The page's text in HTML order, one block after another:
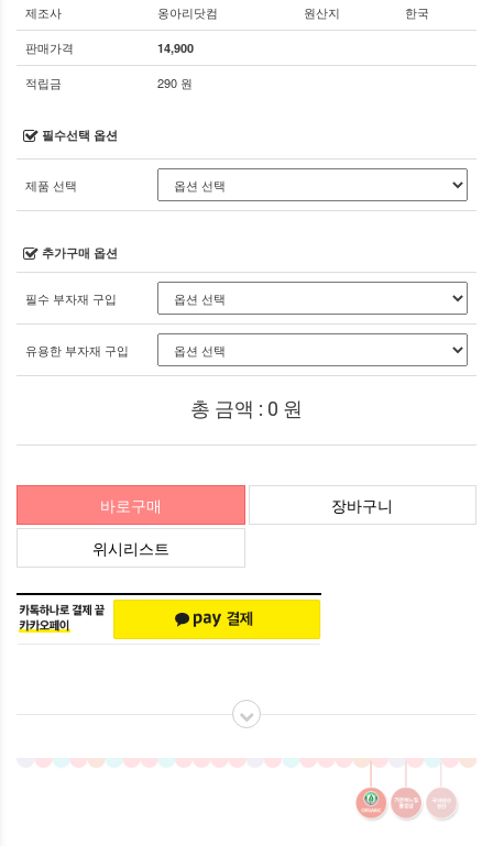
제조사 옹아리닷컴 원산지
한국
판매가격
14,900
적립금 290 원
필수선택 옵션
제품 선택
추가구매 옵션
필수 부자재 구입
유용한 부자재 구입
총 금액 : 0 원
바로구매
장바구니
위시리스트